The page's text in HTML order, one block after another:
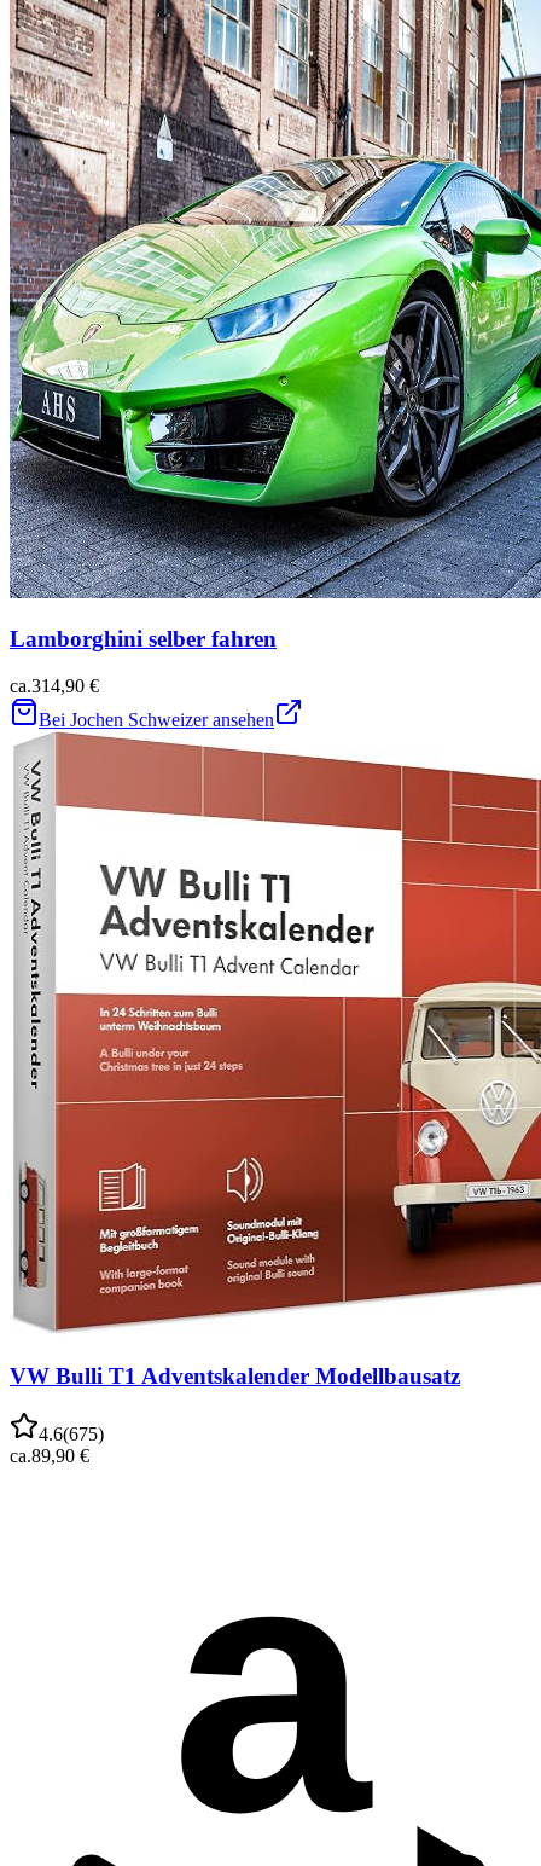
Lamborghini selber fahren
ca.314,90 €
Bei Jochen Schweizer ansehen
VW Bulli T1 Adventskalender Modellbausatz
4.6(675)
ca.89,90 €
a